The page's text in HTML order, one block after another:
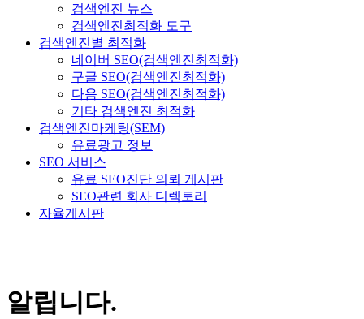
검색엔진 뉴스
검색엔진최적화 도구
검색엔진별 최적화
네이버 SEO(검색엔진최적화)
구글 SEO(검색엔진최적화)
다음 SEO(검색엔진최적화)
기타 검색엔진 최적화
검색엔진마케팅(SEM)
유료광고 정보
SEO 서비스
유료 SEO진단 의뢰 게시판
SEO관련 회사 디렉토리
자율게시판
알립니다.